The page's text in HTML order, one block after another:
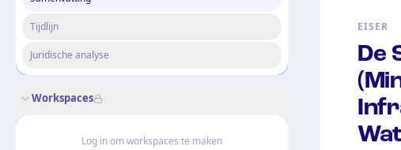
Tijdlijn
Juridische analyse
Workspaces
Log in om workspaces te maken
EISER
De